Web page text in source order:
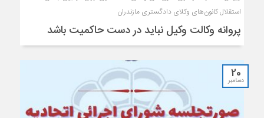
استقلال کانون‌های وکلای دادگستری مازندران
پروانه وکالت وکیل نباید در دست حاکمیت باشد
20
دسامبر